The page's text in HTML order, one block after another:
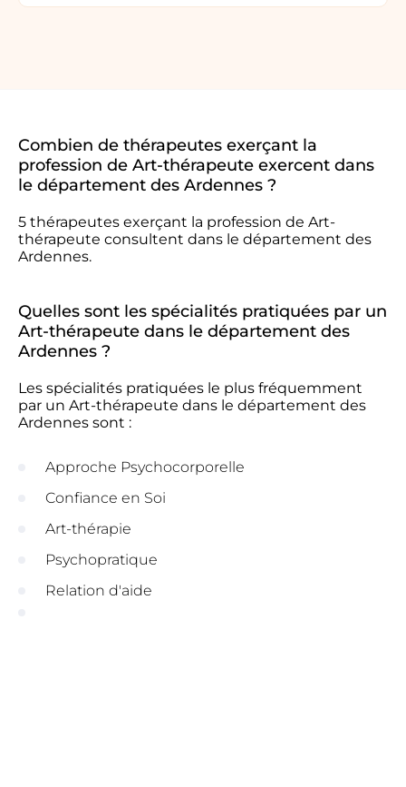
Combien de thérapeutes exerçant la
profession de Art-thérapeute exercent dans
le département des Ardennes ?
5 thérapeutes exerçant la profession de Art-
thérapeute consultent dans le département des
Ardennes.
Quelles sont les spécialités pratiquées par un
Art-thérapeute dans le département des
Ardennes ?
Les spécialités pratiquées le plus fréquemment
par un Art-thérapeute dans le département des
Ardennes sont :
Approche Psychocorporelle
Confiance en Soi
Art-thérapie
Psychopratique
Relation d'aide